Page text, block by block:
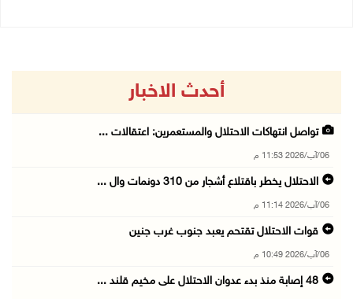
أحدث الاخبار
تواصل انتهاكات الاحتلال والمستعمرين: اعتقالات ...
06/آب/2026 11:53 م
الاحتلال يخطر باقتلاع أشجار من 310 دونمات وال ...
06/آب/2026 11:14 م
قوات الاحتلال تقتحم يعبد جنوب غرب جنين
06/آب/2026 10:49 م
48 إصابة منذ بدء عدوان الاحتلال على مخيم قلند ...